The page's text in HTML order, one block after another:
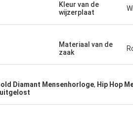
Kleur van de
wijzerplaat
Materiaal van de
zaak
Diamant Mensenhorloge, Hip Hop